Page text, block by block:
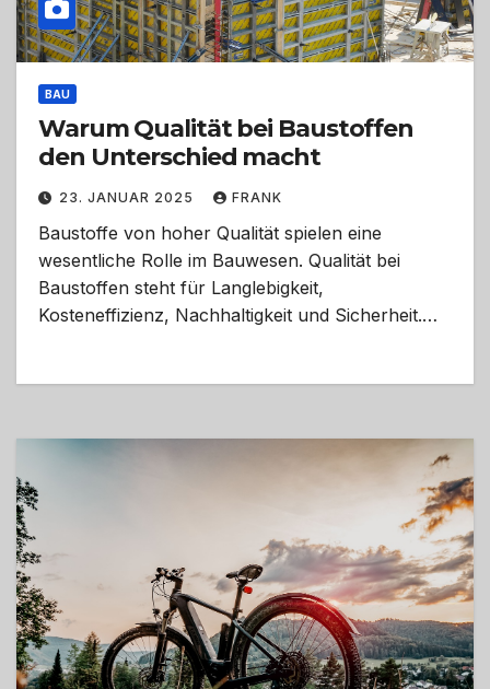
BAU
Warum Qualität bei Baustoffen
den Unterschied macht
23. JANUAR 2025 FRANK
Baustoffe von hoher Qualität spielen eine
wesentliche Rolle im Bauwesen. Qualität bei
Baustoffen steht für Langlebigkeit,
Kosteneffizienz, Nachhaltigkeit und Sicherheit.…